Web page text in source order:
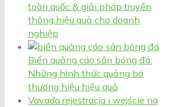
toàn quốc & giải pháp truyền
thông hiệu quả cho doanh
nghiệp
Biển quảng cáo sân bóng đá:
Những hình thức quảng bá
thương hiệu hiệu quả
Vavada rejestracja i wejście na